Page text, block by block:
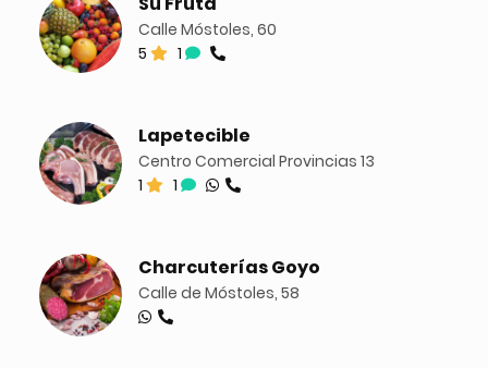
Calle Móstoles, 60
5
1
Lapetecible
Centro Comercial Provincias 13
1
1
Charcuterías Goyo
Calle de Móstoles, 58